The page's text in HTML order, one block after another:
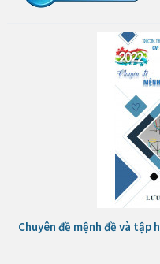
Chuyên đề mệnh đề và tập